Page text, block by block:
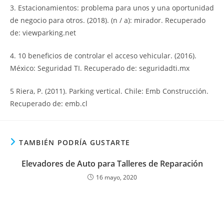
3. Estacionamientos: problema para unos y una oportunidad
de negocio para otros. (2018). (n / a): mirador. Recuperado
de: viewparking.net
4. 10 beneficios de controlar el acceso vehicular. (2016).
México: Seguridad TI. Recuperado de: seguridadti.mx
5 Riera, P. (2011). Parking vertical. Chile: Emb Construcción.
Recuperado de: emb.cl
TAMBIÉN PODRÍA GUSTARTE
Elevadores de Auto para Talleres de Reparación
16 mayo, 2020